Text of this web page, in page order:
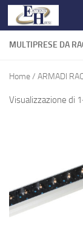
Salta al
MULTIPRESE DA
Home/ ARMADI
Visualizzazione di